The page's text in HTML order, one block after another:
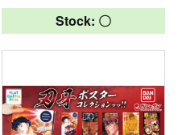
Stock: 〇